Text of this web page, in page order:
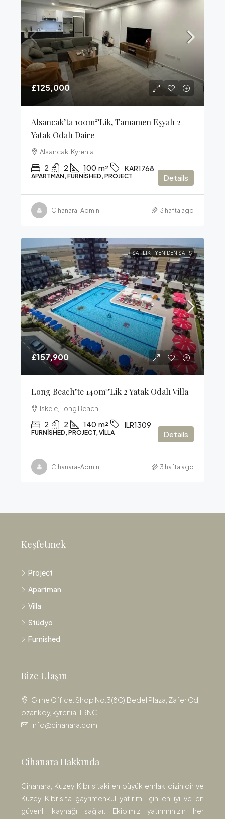
£125,000
Alsancak’ta 100m²’lik, Tamamen Eşyalı 2
Yatak Odalı Daire
Alsancak, Kyrenia
2 2 100 m² KAR1768
APARTMAN, FURNISHED, PROJECT Details
Cihanara-Admin 3 hafta ago
SATILIK YENIDEN SATIŞ
£157,900
Long Beach’te 140m²’lik 2 Yatak Odalı Villa
Iskele, Long Beach
2 2 140 m² ILR1309
FURNISHED, PROJECT, VILLA Details
Cihanara-Admin 3 hafta ago
Keşfetmek
Project
Apartman
Villa
Stüdyo
Furnished
Bize Ulaşın
Girne Office: Shop No.3(8C),Bedel Plaza, Zafer Cd,
ozankoy, kyrenia, TRNC
info@cihanara.com
Cihanara Hakkında
Cihanara, Kuzey Kıbrıs’taki en büyük emlak dizinidir ve
Kuzey Kıbrıs’ta gayrimenkul yatırımı için en iyi ve en
güvenli kaynağı sağlar. Ekibimiz yatırımınızın her